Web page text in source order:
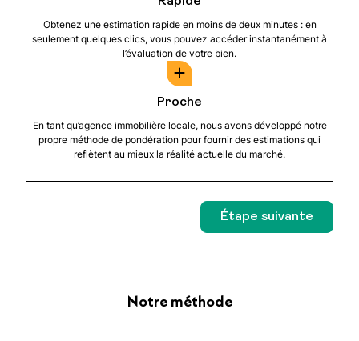
Obtenez une estimation rapide en moins de deux minutes : en
seulement quelques clics, vous pouvez accéder instantanément à
l’évaluation de votre bien.
Proche
En tant qu’agence immobilière locale, nous avons développé notre
propre méthode de pondération pour fournir des estimations qui
reflètent au mieux la réalité actuelle du marché.
Étape suivante
Notre méthode